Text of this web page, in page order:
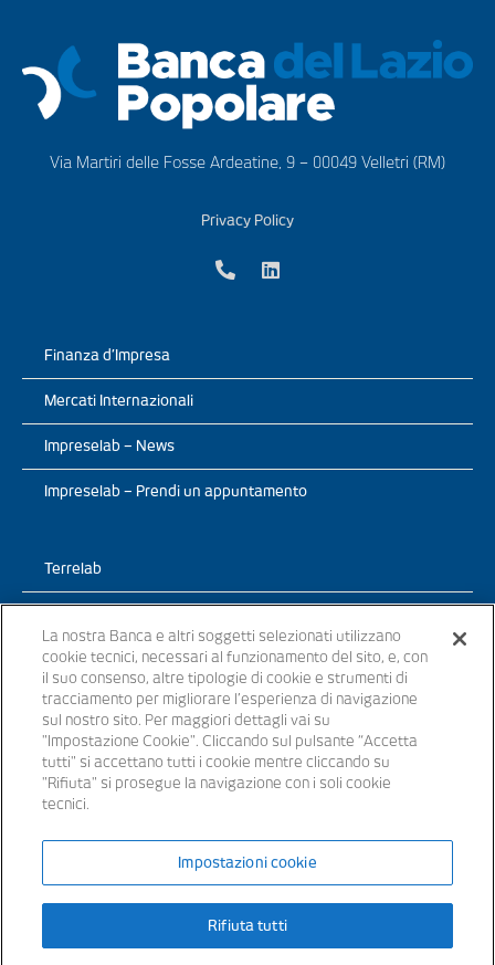
Via Martiri delle Fosse Ardeatine, 9 – 00049 Velletri (RM)
Privacy Policy
Finanza d’Impresa
Mercati Internazionali
Impreselab – News
Impreselab – Prendi un appuntamento
Terrelab
TerreLab – News
TerreLab – prendi un appuntamento
Banche appartenenti al Gruppo Bancario Banca Popolare del Lazio –
P.IVA 15854861000 – iscritta all’ Albo dei Gruppi Bancari al n. 5104
La nostra Banca e altri soggetti selezionati utilizzano
cookie tecnici, necessari al funzionamento del sito, e, con
il suo consenso, altre tipologie di cookie e strumenti di
tracciamento per migliorare l’esperienza di navigazione
sul nostro sito. Per maggiori dettagli vai su
"Impostazione Cookie". Cliccando sul pulsante “Accetta
tutti" si accettano tutti i cookie mentre cliccando su
"Rifiuta" si prosegue la navigazione con i soli cookie
tecnici.
Impostazioni cookie
Rifiuta tutti